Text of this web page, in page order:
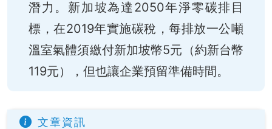
潛力。新加坡為達2050年淨零碳排目
標，在2019年實施碳稅，每排放一公噸
溫室氣體須繳付新加坡幣5元（約新台幣
119元），但也讓企業預留準備時間。
文章資訊